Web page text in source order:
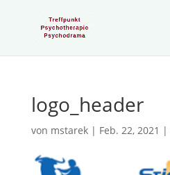
logo_header
von mstarek| Feb. 22, 2021 |